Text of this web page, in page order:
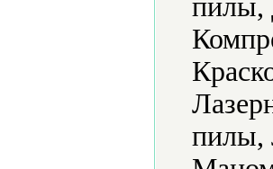
пилы,
пилы,